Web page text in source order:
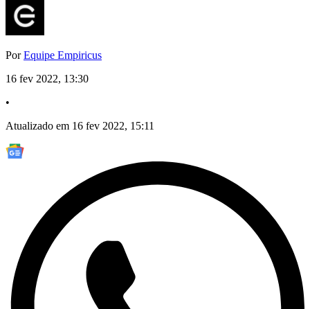
PorEquipe Empiricus
16 fev 2022, 13:30
•
Atualizado em 16 fev 2022, 15:11